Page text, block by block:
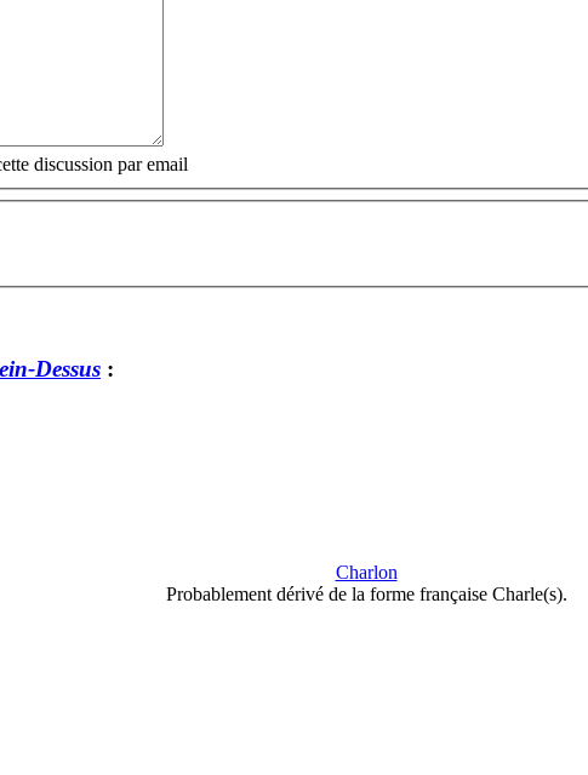
discussion par email
Dessus :
Charlon
Probablement dérivé de la forme française Charle(s).